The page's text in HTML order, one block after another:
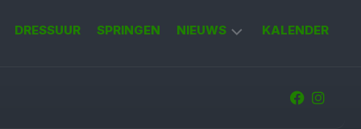
DRESSUUR SPRINGEN NIEUWS KALENDER